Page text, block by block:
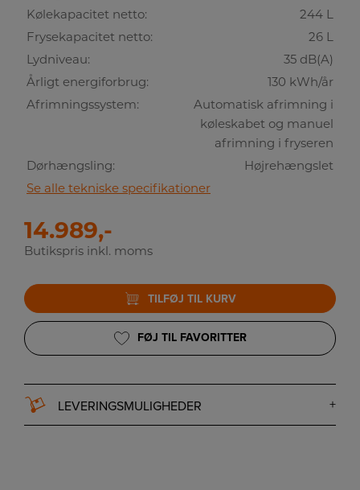
Kølekapacitet netto:
244 L
Frysekapacitet netto:
26 L
Lydniveau:
35 dB(A)
Årligt energiforbrug:
130 kWh/år
Afrimningssystem:
Automatisk afrimning i
køleskabet og manuel
afrimning i fryseren
Dørhængsling:
Højrehængslet
Se alle tekniske specifikationer
14.989,-
Butikspris inkl. moms
TILFØJ TIL KURV
FØJ TIL FAVORITTER
LEVERINGSMULIGHEDER